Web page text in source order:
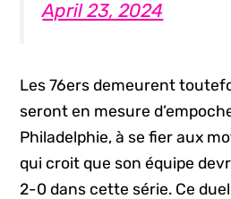
April 23, 2024
Les 76ers demeurent
seront en mesure
Philadelphie, à se fier aux
qui croit que son équipe
2-0 dans cette série. Ce